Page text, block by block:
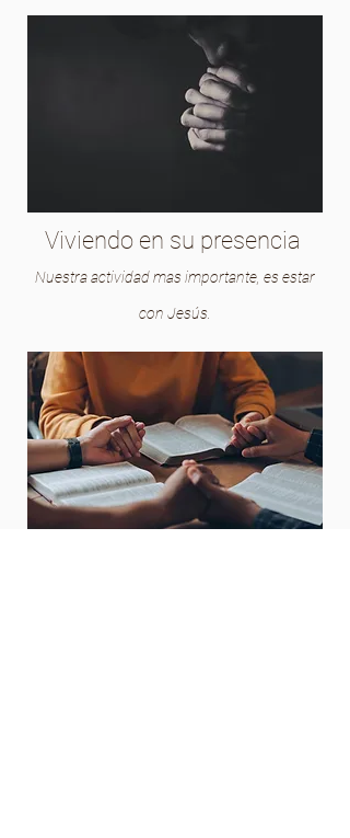
Viviendo en su presencia
Nuestra actividad mas importante, es estar
con Jesús.